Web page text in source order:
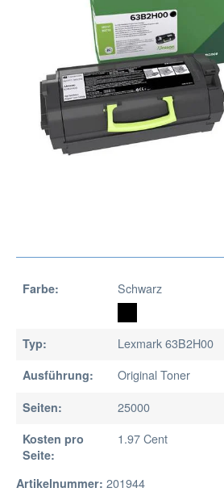
Farbe: Schwarz
Typ: Lexmark 63B2H00
Ausführung: Original Toner
Seiten: 25000
Kosten pro
Seite:
1.97 Cent
Artikelnummer: 201944